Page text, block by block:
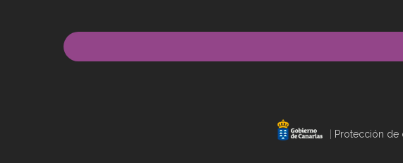
Protección de